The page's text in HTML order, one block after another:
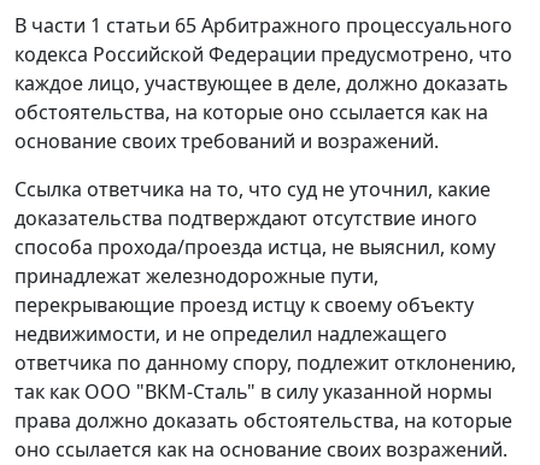
В части 1 статьи 65Арбитражного процессуального
кодекса Российской Федерации предусмотрено, что
каждое лицо, участвующее в деле, должно доказать
обстоятельства, на которые оно ссылается как на
основание своих требований и возражений.
Ссылка ответчика на то, что суд не уточнил, какие
доказательства подтверждают отсутствие иного
способа прохода/проезда истца, не выяснил, кому
принадлежат железнодорожные пути,
перекрывающие проезд истцу к своему объекту
недвижимости, и не определил надлежащего
ответчика по данному спору, подлежит отклонению,
так как ООО "ВКМ-Сталь" в силу указанной нормы
права должно доказать обстоятельства, на которые
оно ссылается как на основание своих возражений.